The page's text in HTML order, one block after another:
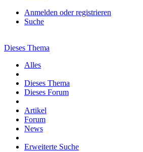
Anmelden oder registrieren
Suche
Dieses Thema
Alles
Dieses Thema
Dieses Forum
Artikel
Forum
News
Erweiterte Suche